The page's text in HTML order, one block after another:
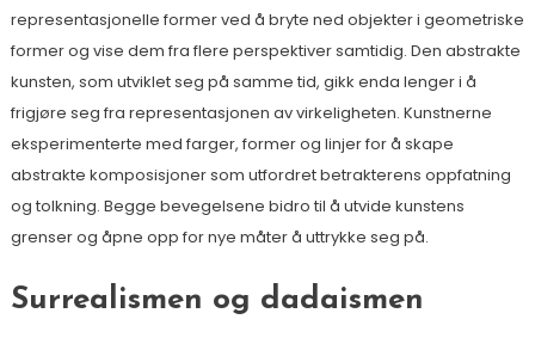
representasjonelle former ved å bryte ned objekter i geometriske
former og vise dem fra flere perspektiver samtidig. Den abstrakte
kunsten, som utviklet seg på samme tid, gikk enda lenger i å
frigjøre seg fra representasjonen av virkeligheten. Kunstnerne
eksperimenterte med farger, former og linjer for å skape
abstrakte komposisjoner som utfordret betrakterens oppfatning
og tolkning. Begge bevegelsene bidro til å utvide kunstens
grenser og åpne opp for nye måter å uttrykke seg på.
Surrealismen og dadaismen